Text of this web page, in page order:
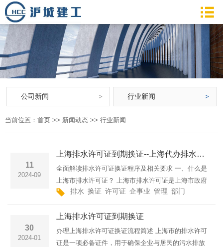
公司新闻 行业新闻
当前位置： 首页 >> 新闻动态 >> 行业新闻
11
2024-09
上海排水许可证到期换证--上海代办排水许可证上海市排水许可证期满更新换证指南上海闵思建设工程有限公司
全面解读排水许可证换证程序及相关要求 一、什么是
上海市排水许可证？ 上海市排水许可证是上海市政府
为规范城市排水管理,确保城市排水系统安全运行而颁
发的一种强制性许可证件。它要求企事业单位和个人
在进行
排水 换证 许可证 企事业 管理 部门
30
2024-01
上海排水许可证到期换证
办理上海排水许可证换证流程简述 上海市的排水许可
证是一项必备证件，用于确保企业与居民的污水排放